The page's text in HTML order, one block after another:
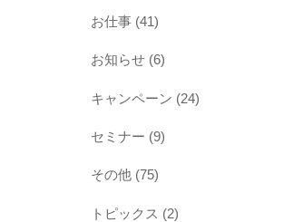
お仕事 (41)
お知らせ (6)
キャンペーン (24)
セミナー (9)
その他 (75)
トピックス (2)